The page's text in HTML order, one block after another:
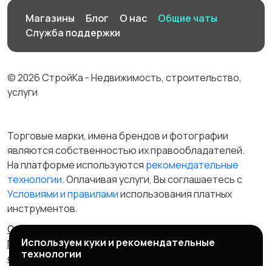
Магазины Блог О нас
Общие чаты
Служба поддержки
© 2026 СтройКа - Недвижимость, строительство,
услуги
Торговые марки, имена брендов и фотографии
являются собственностью их правообладателей.
На платформе используются рекомендательные
технологии. Оплачивая услуги, Вы соглашаетесь c
Условиями и правиламииспользования платных
инструментов.
Отказ от ответственности
Правила сервиса
Политика конфиденциальности
Пользовательское
соглашение
Запрещенные товары/услуги
Используем куки и рекомендательные
технологии